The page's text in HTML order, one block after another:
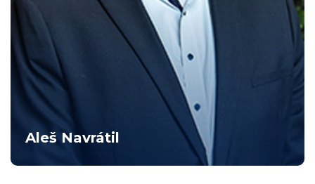
Aleš Navrátil